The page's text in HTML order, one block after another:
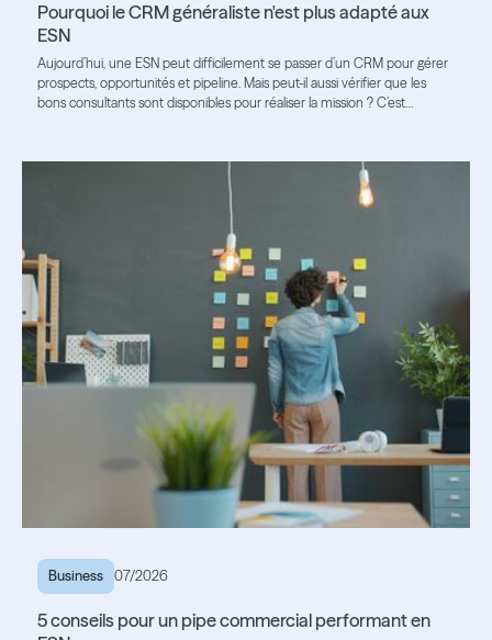
Pourquoi le CRM généraliste n'est plus adapté aux
ESN
Aujourd’hui, une ESN peut difficilement se passer d’un CRM pour gérer
prospects, opportunités et pipeline. Mais peut-il aussi vérifier que les
bons consultants sont disponibles pour réaliser la mission ? C’est
Business 07/2026
5 conseils pour un pipe commercial performant en